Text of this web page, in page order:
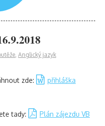
, Anglický jazyk
zde:
přihláška
tady:
Plán zájezdu VB